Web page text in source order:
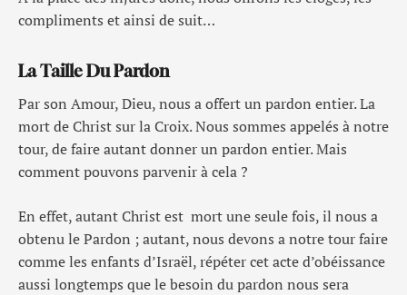
compliments et ainsi de suit…
La Taille Du Pardon
Par son Amour, Dieu, nous a offert un pardon entier. La
mort de Christ sur la Croix. Nous sommes appelés à notre
tour, de faire autant donner un pardon entier. Mais
comment pouvons parvenir à cela ?
En effet, autant Christ est mort une seule fois, il nous a
obtenu le Pardon ; autant, nous devons a notre tour faire
comme les enfants d’Israël, répéter cet acte d’obéissance
aussi longtemps que le besoin du pardon nous sera